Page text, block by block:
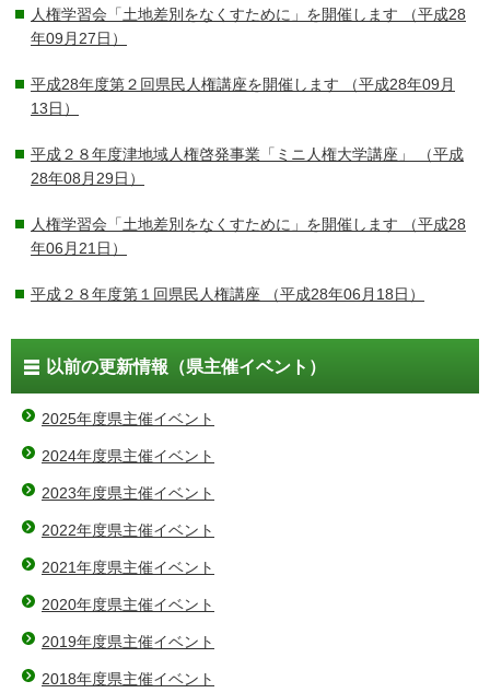
人権学習会「土地差別をなくすために」を開催します （平成28
年09月27日）
平成28年度第２回県民人権講座を開催します （平成28年09月
13日）
平成２８年度津地域人権啓発事業「ミニ人権大学講座」
（平成
28年08月29日）
人権学習会「土地差別をなくすために」を開催します （平成28
年06月21日）
平成２８年度第１回県民人権講座 （平成28年06月18日）
以前の更新情報（県主催イベント）
2025年度県主催イベント
2024年度県主催イベント
2023年度県主催イベント
2022年度県主催イベント
2021年度県主催イベント
2020年度県主催イベント
2019年度県主催イベント
2018年度県主催イベント